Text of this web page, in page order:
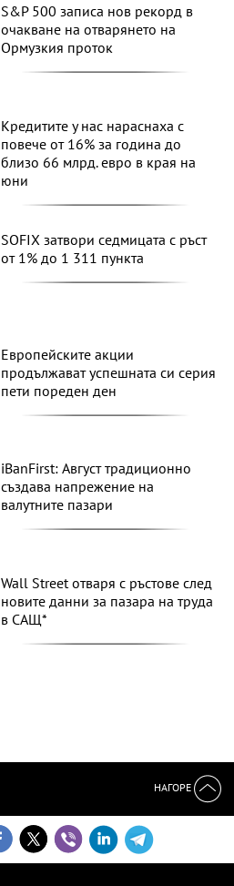
S&P 500 записа нов рекорд в
очакване на отварянето на
Ормузкия проток
Кредитите у нас нараснаха с
повече от 16% за година до
близо 66 млрд. евро в края на
юни
SOFIX затвори седмицата с ръст
от 1% до 1 311 пункта
Европейските акции
продължават успешната си серия
пети пореден ден
iBanFirst: Август традиционно
създава напрежение на
валутните пазари
Wall Street отваря с ръстове след
новите данни за пазара на труда
в САЩ*
НАГОРЕ